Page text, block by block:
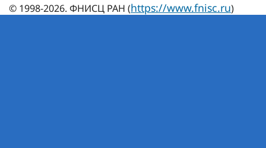
© 1998-2026. ФНИСЦ РАН (https://www.fnisc.ru)